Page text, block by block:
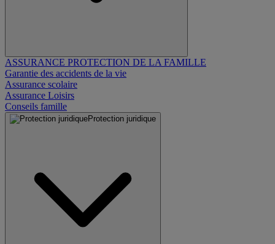
ASSURANCE PROTECTION DE LA FAMILLE
Garantie des accidents de la vie
Assurance scolaire
Assurance Loisirs
Conseils famille
Protection juridique